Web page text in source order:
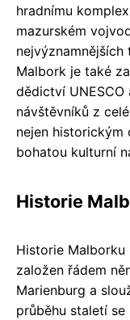
hradnímu
mazurském
Malbork je také
dědictví
návštěvníků z
nejen historickým
bohatou kulturní
Historie
Historie
založen řádem
Marienburg a
průběhu staletí